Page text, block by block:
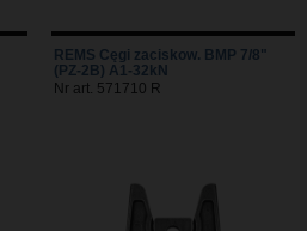
REMS Cęgi zaciskow. BMP 7/8"
(PZ-2B) A1-32kN
Nr art. 571710 R